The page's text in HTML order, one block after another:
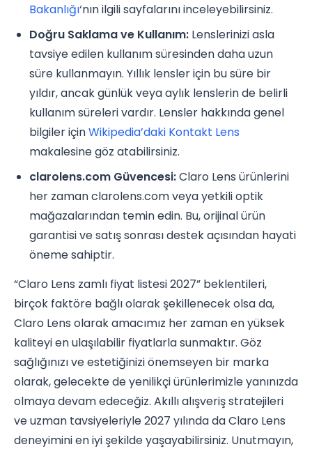
Bakanlığı‘nın ilgili sayfalarını inceleyebilirsiniz.
Doğru Saklama ve Kullanım: Lenslerinizi asla
tavsiye edilen kullanım süresinden daha uzun
süre kullanmayın. Yıllık lensler için bu süre bir
yıldır, ancak günlük veya aylık lenslerin de belirli
kullanım süreleri vardır. Lensler hakkında genel
bilgiler içinWikipedia’daki Kontakt Lens
makalesine göz atabilirsiniz.
clarolens.com Güvencesi:Claro Lens ürünlerini
her zaman clarolens.com veya yetkili optik
mağazalarından temin edin. Bu, orijinal ürün
garantisi ve satış sonrası destek açısından hayati
öneme sahiptir.
“Claro Lens zamlı fiyat listesi 2027” beklentileri,
birçok faktöre bağlı olarak şekillenecek olsa da,
Claro Lens olarak amacımız her zaman en yüksek
kaliteyi en ulaşılabilir fiyatlarla sunmaktır. Göz
sağlığınızı ve estetiğinizi önemseyen bir marka
olarak, gelecekte de yenilikçi ürünlerimizle yanınızda
olmaya devam edeceğiz. Akıllı alışveriş stratejileri
ve uzman tavsiyeleriyle 2027 yılında da Claro Lens
deneyimini en iyi şekilde yaşayabilirsiniz. Unutmayın,